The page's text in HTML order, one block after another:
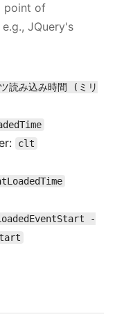
point of
JQuery's
読み込み時間 (ミリ
clt
-